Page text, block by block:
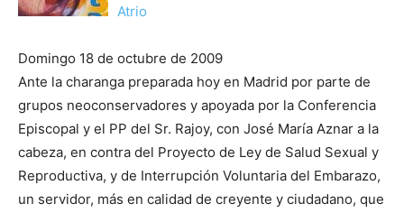
Atrio
Domingo 18 de octubre de 2009
Ante la charanga preparada hoy en Madrid por parte de
grupos neoconservadores y apoyada por la Conferencia
Episcopal y el PP del Sr. Rajoy, con José María Aznar a la
cabeza, en contra del Proyecto de Ley de Salud Sexual y
Reproductiva, y de Interrupción Voluntaria del Embarazo,
un servidor, más en calidad de creyente y ciudadano, que